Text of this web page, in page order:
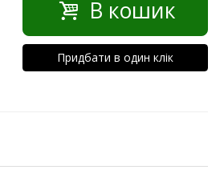
В кошик
Придбати в один клік